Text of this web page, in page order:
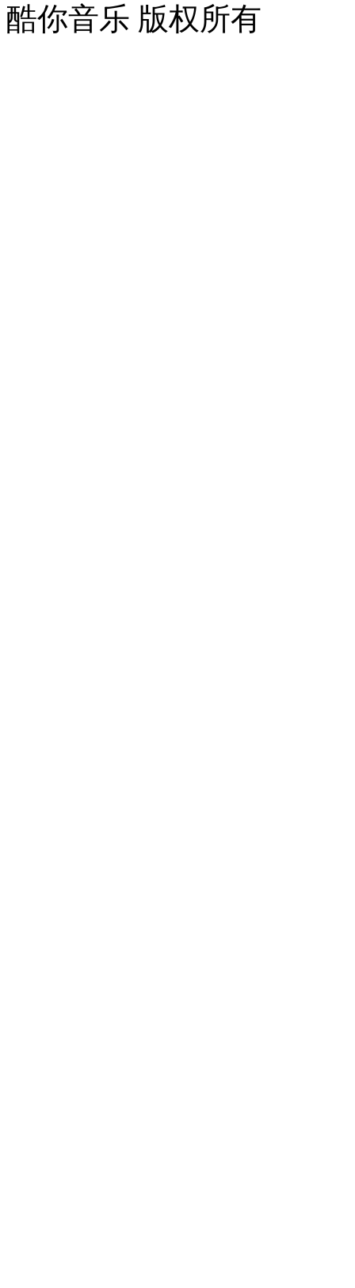
酷你音乐 版权所有